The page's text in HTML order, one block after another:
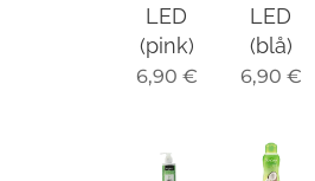
LED
(pink)
6,90 €
LED
(blå)
6,90 €